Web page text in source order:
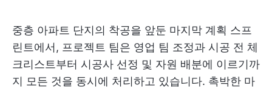
중층 아파트 단지의 착공을 앞둔 마지막 계획 스프
린트에서, 프로젝트 팀은 영업 팀 조정과 시공 전 체
크리스트부터 시공사 선정 및 자원 배분에 이르기까
지 모든 것을 동시에 처리하고 있습니다. 촉박한 마